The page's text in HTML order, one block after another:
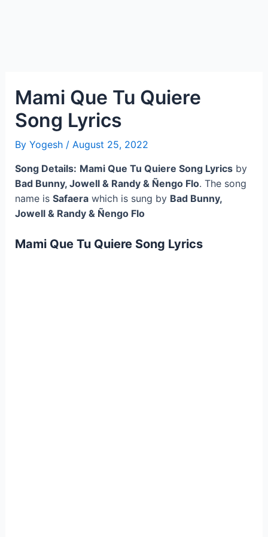
Mami Que Tu Quiere
Song Lyrics
By Yogesh / August 25, 2022
Song Details: Mami Que Tu Quiere Song Lyricsby
Bad Bunny, Jowell & Randy & Ñengo Flo. The song
name is Safaerawhich is sung by Bad Bunny,
Jowell & Randy & Ñengo Flo
Mami Que Tu Quiere Song Lyrics